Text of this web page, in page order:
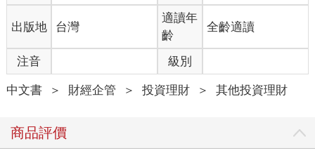
出版地 台灣
適讀年
齡
全齡適讀
注音 級別
中文書 ＞ 財經企管 ＞ 投資理財 ＞ 其他投資理財
商品評價